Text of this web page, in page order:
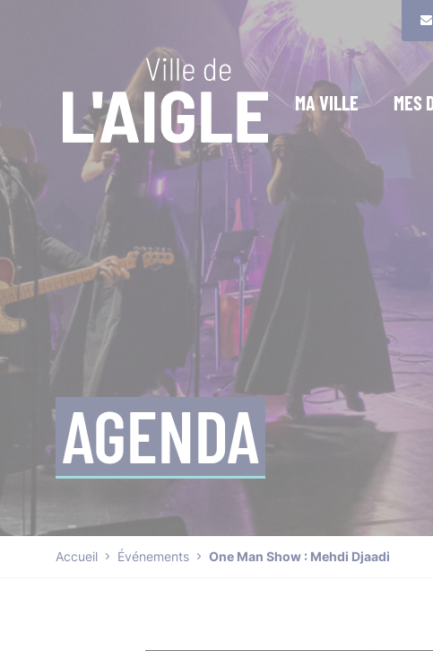
MA VILLE MES
AGENDA
Accueil Événements One Man Show : Mehdi Djaadi